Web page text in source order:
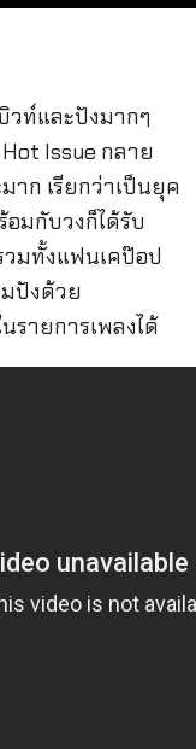
วท์และปังมากๆ
Issue กลาย
าก เรียกว่าเป็นยุค
อมกับวงก็ได้รับ
มทั้งแฟนเคป๊อป
ปังด้วย
รายการเพลงได้